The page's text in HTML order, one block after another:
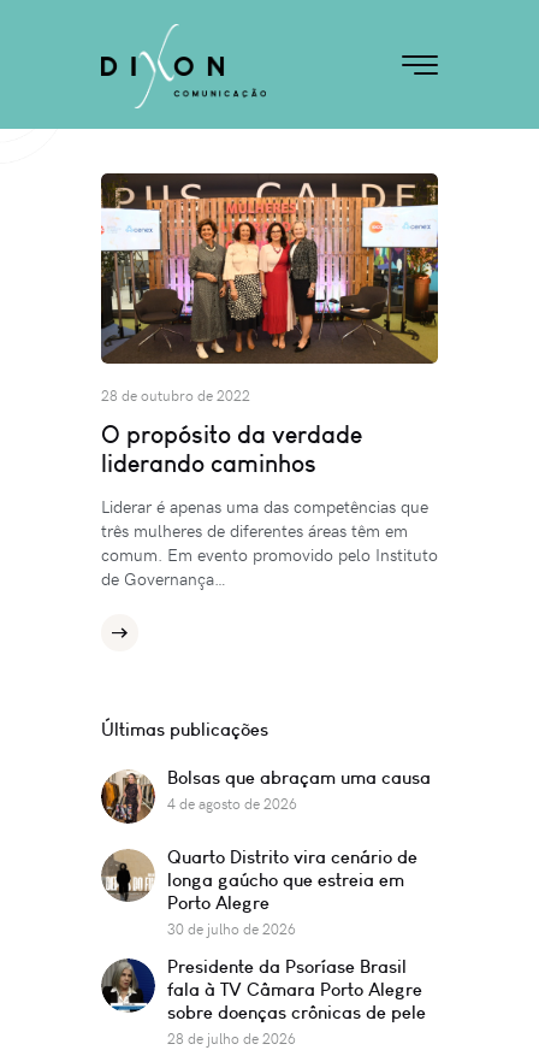
28 de outubro de 2022
O propósito da verdade
liderando caminhos
Liderar é apenas uma das competências que
três mulheres de diferentes áreas têm em
comum. Em evento promovido pelo Instituto
de Governança…
Últimas publicações
Bolsas que abraçam uma causa
4 de agosto de 2026
Quarto Distrito vira cenário de
longa gaúcho que estreia em
Porto Alegre
30 de julho de 2026
Presidente da Psoríase Brasil
fala à TV Câmara Porto Alegre
sobre doenças crônicas de pele
28 de julho de 2026